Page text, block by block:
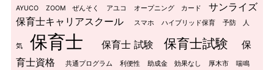
AYUCO ZOOM ぜんそく アユコ オープニング カード
サンライズ
保育士キャリアスクール
スマホ ハイブリッド保育 予防 人
気 保育士 保育士 試験 保育士試験
保
育士資格
共通プログラム 利便性 助成金 効果なし 厚木市
喘鳴